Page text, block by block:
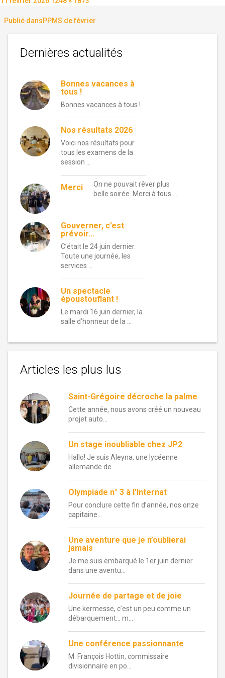
Navigation
de
l’article
Publié dansPPMS de février
Dernières actualités
Bonnes vacances à
tous !
Bonnes vacances à tous !
Nos résultats 2026
Voici nos résultats pour
tous les examens de la
session …
Merci
On ne pouvait rêver plus
belle soirée. Merci à tous …
Gouverner, c’est
prévoir…
C’était le 24 juin dernier.
Toute une journée, les
services …
Un spectacle
époustouflant !
Le mardi 16 juin dernier, la
salle d’honneur de la …
Articles les plus lus
Saint-Grégoire décroche la palme
Cette année, nous avons créé un nouveau
projet auto...
Un stage inoubliable chez JP2
Hallo! Je suis Aleyna, une lycéenne
allemande de...
Olympiade n° 3 à l’Internat
Pour conclure cette fin d’année, nos onze
capitaine...
Une aventure que je n’oublierai
jamais
Je me suis embarqué le 1er juin dernier
dans une aventu...
Journée de partage et de joie
Une kermesse, c’est un peu comme un
débarquement… m...
Une conférence passionnante
M. François Hottin, commissaire
divisionnaire en po...